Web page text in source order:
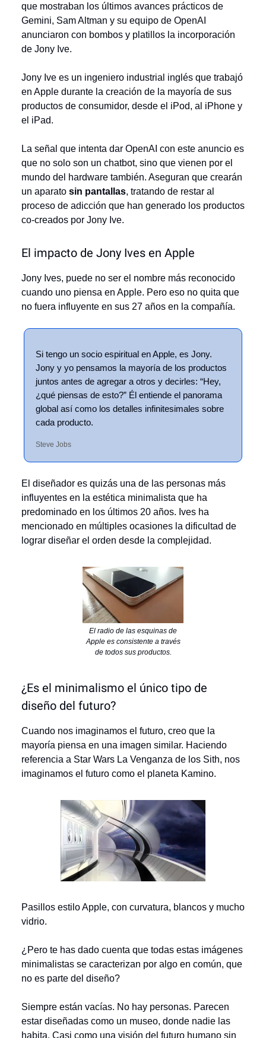
que mostraban los últimos avances prácticos de
Gemini, Sam Altman y su equipo de OpenAI
anunciaron con bombos y platillos la incorporación
de Jony Ive.
Jony Ive es un ingeniero industrial inglés que trabajó
en Apple durante la creación de la mayoría de sus
productos de consumidor, desde el iPod, al iPhone y
el iPad.
La señal que intenta dar OpenAI con este anuncio es
que no solo son un chatbot, sino que vienen por el
mundo del hardware también. Aseguran que crearán
un aparato sin pantallas, tratando de restar al
proceso de adicción que han generado los productos
co-creados por Jony Ive.
El impacto de Jony Ives en Apple
Jony Ives, puede no ser el nombre más reconocido
cuando uno piensa en Apple. Pero eso no quita que
no fuera influyente en sus 27 años en la compañía.
Si tengo un socio espiritual en Apple, es Jony.
Jony y yo pensamos la mayoría de los productos
juntos antes de agregar a otros y decirles: “Hey,
¿qué piensas de esto?” Él entiende el panorama
global así como los detalles infinitesimales sobre
cada producto.
Steve Jobs
El diseñador es quizás una de las personas más
influyentes en la estética minimalista que ha
predominado en los últimos 20 años. Ives ha
mencionado en múltiples ocasiones la dificultad de
lograr diseñar el orden desde la complejidad.
El radio de las esquinas de
Apple es consistente a través
de todos sus productos.
¿Es el minimalismo el único tipo de
diseño del futuro?
Cuando nos imaginamos el futuro, creo que la
mayoría piensa en una imagen similar. Haciendo
referencia a Star Wars La Venganza de los Sith, nos
imaginamos el futuro como el planeta Kamino.
Pasillos estilo Apple, con curvatura, blancos y mucho
vidrio.
¿Pero te has dado cuenta que todas estas imágenes
minimalistas se caracterizan por algo en común, que
no es parte del diseño?
Siempre están vacías. No hay personas. Parecen
estar diseñadas como un museo, donde nadie las
habita. Casi como una visión del futuro humano sin